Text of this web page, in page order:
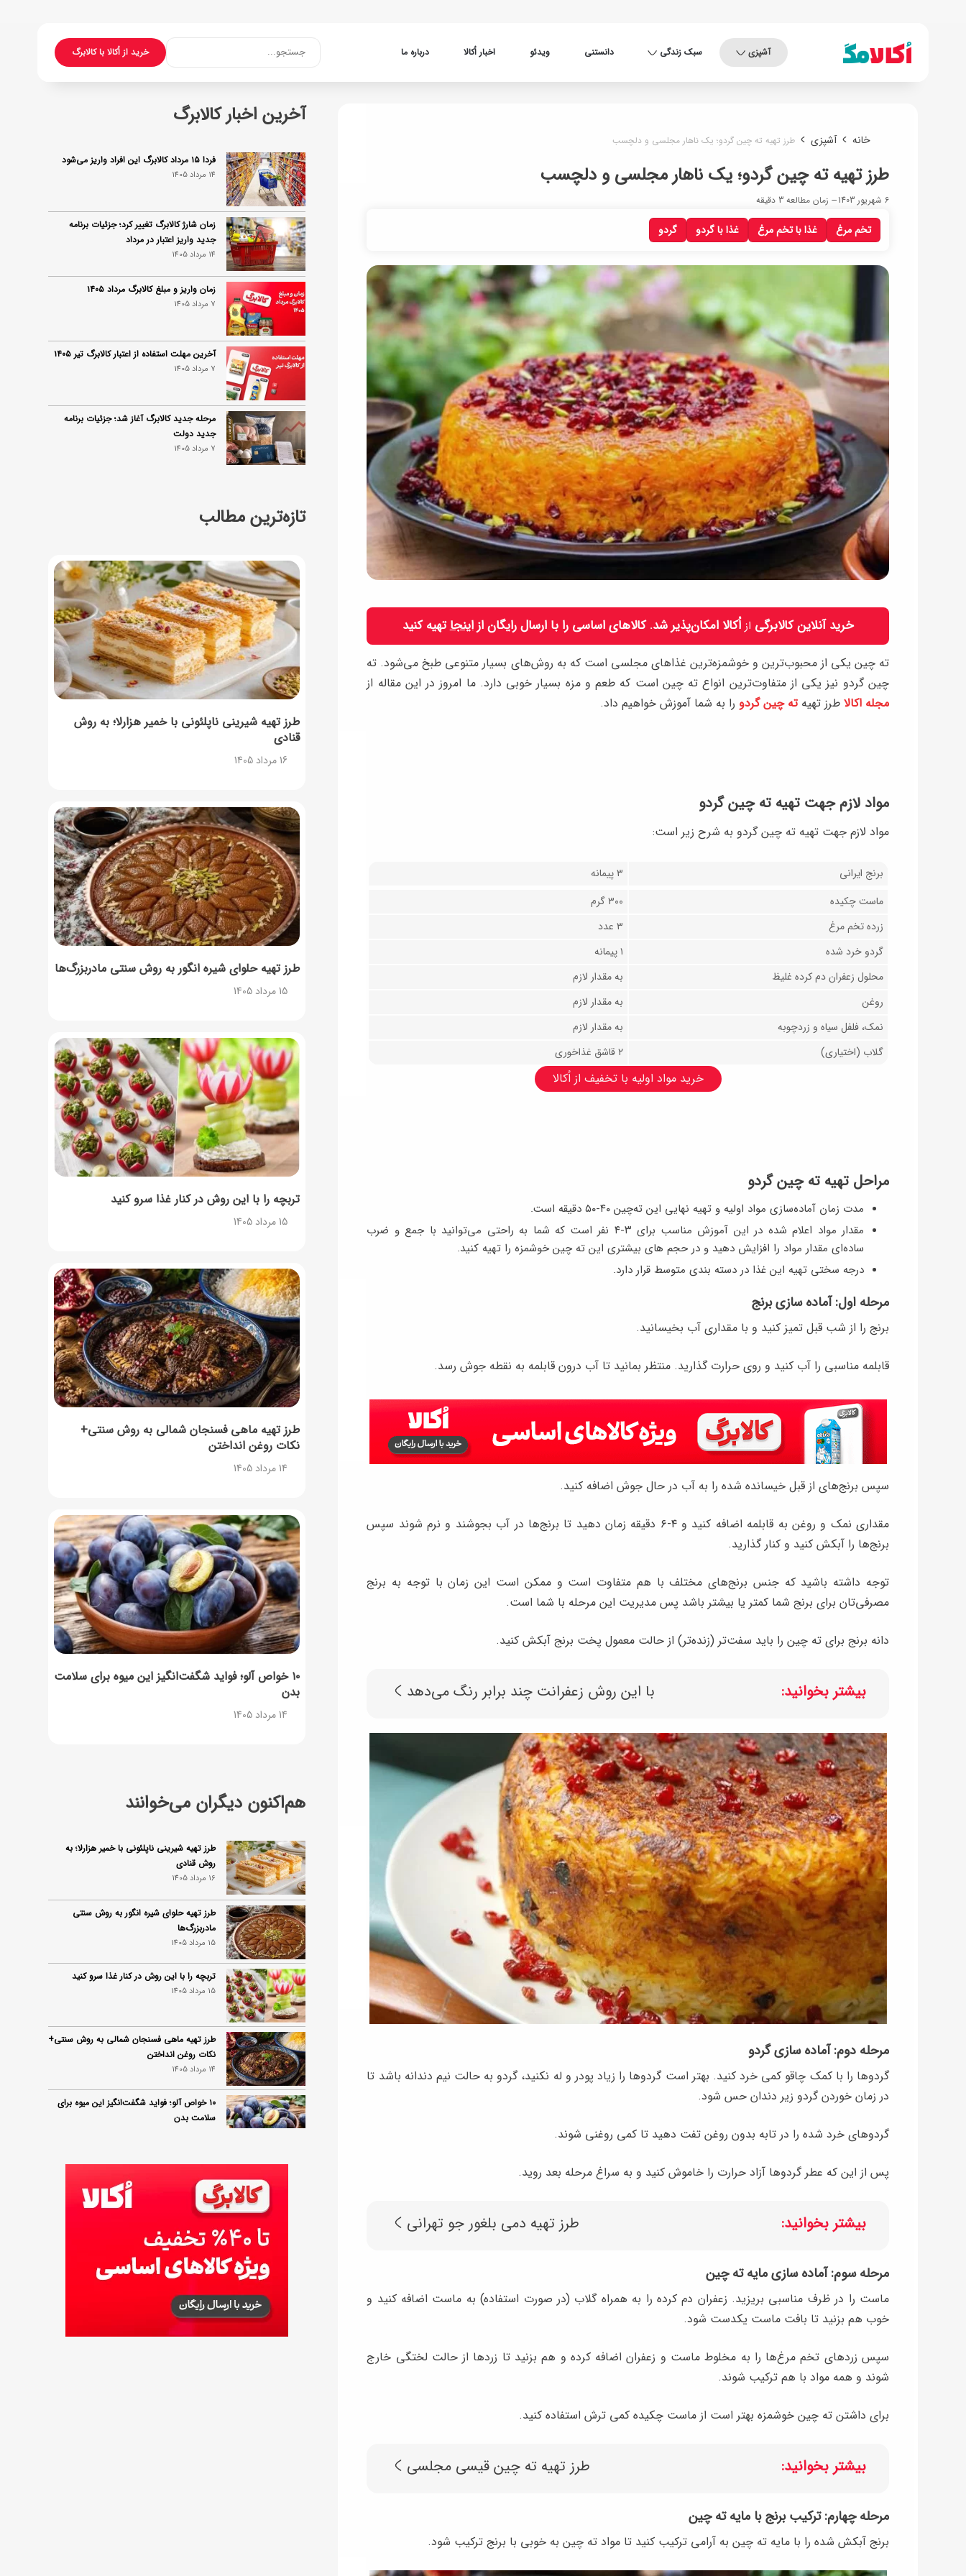
آشپزی سبک زندگی دانستنی ویدئو اخبار اُکالا درباره ما خرید از اُکالا با کالابرگجستجو...
خانه آشپزی طرز تهیه ته چین گردو؛ یک ناهار مجلسی و دلچسب
تخم مرغ غذا با تخم مرغ غذا با گردو گردو
طرز تهیه ته چین گردو؛ یک ناهار مجلسی و دلچسب
6 شهریور 1403 زمان مطالعه 3 دقیقه
خرید آنلاین کالابرگی ازاُکالا امکان‌پذیر شد. کالاهای اساسی را با ارسال رایگان ازاینجاتهیه کنید
ته‌ چین یکی از محبوب‌ترین و خوشمزه‌ترین غذاهای مجلسی است که به روش‌های بسیار متنوعی طبخ می‌شود. ته
چین گردو نیز یکی از متفاوت‌ترین انواع ته چین است که طعم و مزه بسیار خوبی دارد. ما امروز در این مقاله از
مجله اکالا طرز تهیهته چین گردو را به شما آموزش خواهیم داد.
مواد لازم جهت تهیه ته‌ چین گردو
مواد لازم جهت تهیه ته‌ چین گردو به شرح زیر است:
برنج ایرانی
۳ پیمانه
ماست چکیده
۳۰۰ گرم
زرده تخم مرغ
۳ عدد
گردو خرد شده
۱ پیمانه
محلول زعفران دم کرده غلیظ
به مقدار لازم
روغن
به مقدار لازم
نمک، فلفل سیاه و زردچوبه
به مقدار لازم
گلاب (اختیاری)
۲ قاشق غذاخوری
خرید مواد اولیه با تخفیف از اُکالا
مراحل تهیه ته‌ چین گردو
مدت زمان آماده‌سازی مواد اولیه و تهیه نهایی این ته‌چین ۴۰-۵۰ دقیقه است.
مقدار مواد اعلام شده در این آموزش مناسب برای ۳-۴ نفر است که شما به راحتی می‌‌توانید با جمع و ضرب
ساده‌ای مقدار مواد را افزایش دهید و در حجم های بیشتری این ته چین خوشمزه را تهیه کنید.
درجه سختی تهیه این غذا در دسته بندی متوسط قرار دارد.
مرحله اول: آماده سازی برنج
برنج را از شب قبل تمیز کنید و با مقداری آب بخیسانید.
قابلمه مناسبی را آب کنید و‌ روی حرارت گذارید. منتظر بمانید تا آب درون قابلمه به نقطه جوش رسد.
سپس برنج‌های از قبل خیسانده شده را به آب در حال جوش اضافه کنید.
مقداری نمک و‌ روغن به قابلمه اضافه کنید و ۴-۶ دقیقه زمان دهید تا برنج‌ها در آب بجوشند و نرم شوند سپس
برنج‌ها را آبکش کنید و کنار گذارید.
توجه داشته باشید که جنس برنج‌های مختلف با هم متفاوت است و‌ ممکن است این زمان با توجه به برنج
مصرفی‌تان برای برنج شما کمتر یا بیشتر باشد پس مدیریت این مرحله با شما است.
دانه برنج برای ته چین را باید سفت‌تر (زنده‌تر) از حالت معمول پخت برنج آبکش کنید.
بیشتر بخوانید: با این روش زعفرانت چند برابر رنگ می‌دهد
مرحله دوم: آماده سازی گردو
گردوها را با کمک چاقو کمی خرد کنید. بهتر است گردوها را زیاد پودر و له نکنید، گردو به حالت نیم دندانه باشد تا
در زمان خوردن گردو زیر دندان حس شود.
گردوهای خرد شده را در تابه بدون روغن تفت دهید تا کمی روغنی شوند.
پس از این که عطر گردو‌ها آزاد حرارت را خاموش کنید و به سراغ مرحله بعد روید.
بیشتر بخوانید: طرز تهیه دمی بلغور جو تهرانی
مرحله سوم: آماده سازی مایه ته چین
ماست را در ظرف مناسبی بریزید. زعفران دم کرده را به همراه گلاب (در صورت استفاده) به ماست اضافه کنید و
خوب هم بزنید تا بافت ماست یکدست شود.
سپس زردهای تخم مرغ‌ها را به مخلوط ماست و زعفران اضافه کرده و هم بزنید تا زردها از حالت لختگی خارج
شوند و همه مواد با هم ترکیب شوند.
برای داشتن ته چین خوشمزه بهتر است از ماست چکیده کمی ترش استفاده کنید.
بیشتر بخوانید: طرز تهیه ته چین قیسی مجلسی
مرحله چهارم: ترکیب برنج با مایه ته چین
برنج آبکش شده را با مایه ته چین به آرامی ترکیب کنید تا مواد ته چین به خوبی با برنج‌ ترکیب شود.
آخرین اخبار کالابرگ
فردا ۱۵ مرداد کالابرگ این افراد واریز می‌شود
14 مرداد 1405
زمان شارژ کالابرگ تغییر کرد؛ جزئیات برنامه
جدید واریز اعتبار در مرداد
14 مرداد 1405
زمان واریز و مبلغ کالابرگ مرداد ۱۴۰۵
7 مرداد 1405
آخرین مهلت استفاده از اعتبار کالابرگ تیر ۱۴۰۵
7 مرداد 1405
مرحله جدید کالابرگ آغاز شد؛ جزئیات برنامه
جدید دولت
7 مرداد 1405
تازه‌ترین مطالب
طرز تهیه شیرینی ناپلئونی با خمیر هزارلا؛ به روش
قنادی
16 مرداد 1405
طرز تهیه حلوای شیره انگور به روش سنتی مادربزرگ‌ها
15 مرداد 1405
تربچه را با این روش در کنار غذا سرو کنید
15 مرداد 1405
طرز تهیه ماهی فسنجان شمالی به روش سنتی+
نکات روغن انداختن
14 مرداد 1405
۱۰ خواص آلو؛ فواید شگفت‌انگیز این میوه برای سلامت
بدن
14 مرداد 1405
هم‌اکنون دیگران می‌خوانند
طرز تهیه شیرینی ناپلئونی با خمیر هزارلا؛ به
روش قنادی
16 مرداد 1405
طرز تهیه حلوای شیره انگور به روش سنتی
مادربزرگ‌ها
15 مرداد 1405
تربچه را با این روش در کنار غذا سرو کنید
15 مرداد 1405
طرز تهیه ماهی فسنجان شمالی به روش سنتی+
نکات روغن انداختن
14 مرداد 1405
۱۰ خواص آلو؛ فواید شگفت‌انگیز این میوه برای
سلامت بدن
فردا ۱۵ مرداد کالابرگ این افراد واریز می‌شود
14 مرداد 1405
زمان شارژ کالابرگ تغییر کرد؛ جزئیات برنامه
جدید واریز اعتبار در مرداد
14 مرداد 1405
توصیه‌های مهم برای دفع انواع حشرات در خانه
14 مرداد 1405